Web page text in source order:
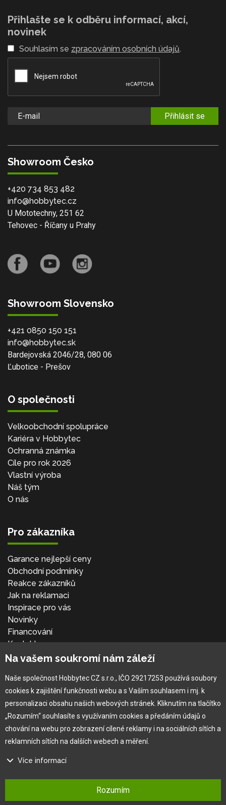
Přihlašte se k odběru informací, akcí,
novinek
Souhlasím se zpracováním osobních údajů.
Přihlásit se
Showroom Česko
+420 734 853 482
info@hobbytec.cz
U Mototechny, 251 62
Tehovec - Říčany u Prahy
Showroom Slovensko
+421 0850 150 151
info@hobbytec.sk
Bardejovská 2046/28, 080 06
Ľubotice - Prešov
O společnosti
Velkoobchodní spolupráce
Kariéra v Hobbytec
Ochranná známka
Cíle pro rok 2026
Vlastní výroba
Náš tým
O nás
Pro zákazníka
Garance nejlepší ceny
Obchodní podmínky
Reakce zákazníků
Jak na reklamaci
Inspirace pro vás
Novinky
Financování
Kontakt
Přihlásit se
Copyright © 2010 -2026HOBBYTEC ,info@hobbytec.cz,
Změnit nastavení cookies
Design:GLIPS| Systém:Shean s.r.o.
Na vašem soukromí nám záleží
Naše společnost Hobbytec CZ s.r.o., IČO 29217253 používá soubory
cookies k zajištění funkčnosti webu a s Vaším souhlasem i mj. k
personalizaci obsahu našich webových stránek. Kliknutím na tlačítko
„Rozumím“ souhlasíte s využívaním cookies a předáním údajů o
chování na webu pro zobrazení cílené reklamy i na sociálních sítích a
reklamních sítích na dalších webech a měření.
Více informací
Na našem webu používáme několik druhů kategorií cookies:
Rozumím